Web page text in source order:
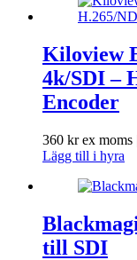
Kiloview
4k/SDI –
Encoder
360 krex moms |
Lägg till i hyra
till SDI